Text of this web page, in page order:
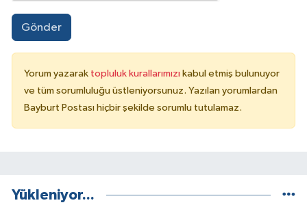
Gönder
Yorum yazarak topluluk kurallarımızı kabul etmiş bulunuyor
ve tüm sorumluluğu üstleniyorsunuz. Yazılan yorumlardan
Bayburt Postası hiçbir şekilde sorumlu tutulamaz.
Yükleniyor...